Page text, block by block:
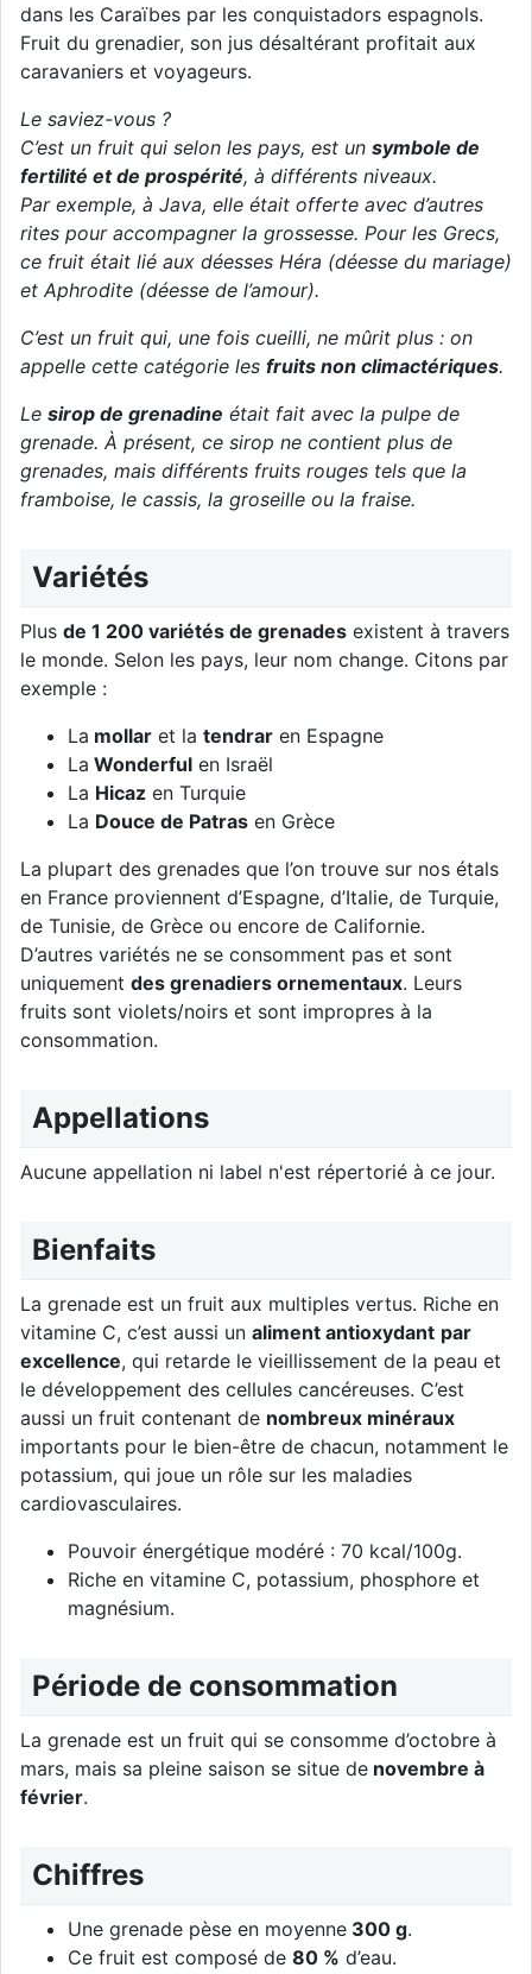
dans les Caraïbes par les conquistadors espagnols.
Fruit du grenadier, son jus désaltérant profitait aux
caravaniers et voyageurs.
Le saviez-vous ?
C’est un fruit qui selon les pays, est un symbole de
fertilité et de prospérité, à différents niveaux.
Par exemple, à Java, elle était offerte avec d’autres
rites pour accompagner la grossesse. Pour les Grecs,
ce fruit était lié aux déesses Héra (déesse du mariage)
et Aphrodite (déesse de l’amour).
C’est un fruit qui, une fois cueilli, ne mûrit plus : on
appelle cette catégorie les fruits non climactériques.
Le sirop de grenadine était fait avec la pulpe de
grenade. À présent, ce sirop ne contient plus de
grenades, mais différents fruits rouges tels que la
framboise, le cassis, la groseille ou la fraise.
Variétés
Plus de 1 200 variétés de grenades existent à travers
le monde. Selon les pays, leur nom change. Citons par
exemple :
La mollar et la tendrar en Espagne
La Wonderful en Israël
La Hicaz en Turquie
La Douce de Patras en Grèce
La plupart des grenades que l’on trouve sur nos étals
en France proviennent d’Espagne, d’Italie, de Turquie,
de Tunisie, de Grèce ou encore de Californie.
D’autres variétés ne se consomment pas et sont
uniquement des grenadiers ornementaux. Leurs
fruits sont violets/noirs et sont impropres à la
consommation.
Appellations
Aucune appellation ni label n'est répertorié à ce jour.
Bienfaits
La grenade est un fruit aux multiples vertus. Riche en
vitamine C, c’est aussi un aliment antioxydant par
excellence, qui retarde le vieillissement de la peau et
le développement des cellules cancéreuses. C’est
aussi un fruit contenant de nombreux minéraux
importants pour le bien-être de chacun, notamment le
potassium, qui joue un rôle sur les maladies
cardiovasculaires.
Pouvoir énergétique modéré : 70 kcal/100g.
Riche en vitamine C, potassium, phosphore et
magnésium.
Période de consommation
La grenade est un fruit qui se consomme d’octobre à
mars, mais sa pleine saison se situe de novembre à
février.
Chiffres
Une grenade pèse en moyenne 300 g.
Ce fruit est composé de 80 % d’eau.